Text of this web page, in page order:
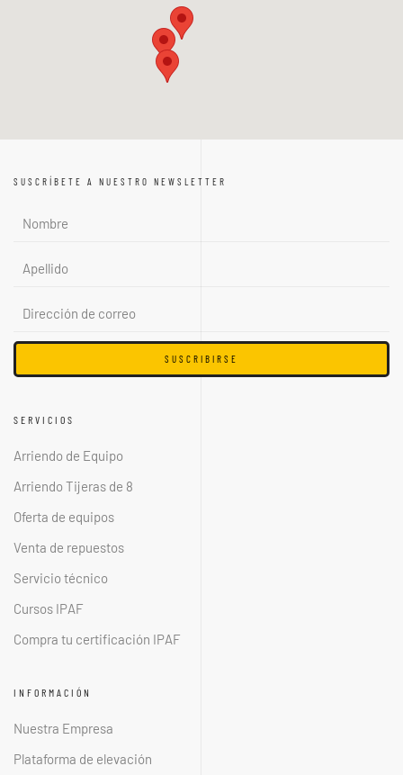
SUSCRÍBETE A NUESTRO NEWSLETTER
SUSCRIBIRSE
SERVICIOS
Arriendo de Equipo
Arriendo Tijeras de 8
Oferta de equipos
Venta de repuestos
Servicio técnico
Cursos IPAF
Compra tu certificación IPAF
INFORMACIÓN
Nuestra Empresa
Plataforma de elevación